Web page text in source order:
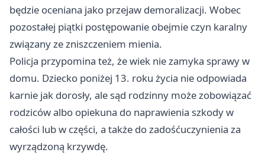
będzie oceniana jako przejaw demoralizacji. Wobec
pozostałej piątki postępowanie obejmie czyn karalny
związany ze zniszczeniem mienia.
Policja przypomina też, że wiek nie zamyka sprawy w
domu. Dziecko poniżej 13. roku życia nie odpowiada
karnie jak dorosły, ale sąd rodzinny może zobowiązać
rodziców albo opiekuna do naprawienia szkody w
całości lub w części, a także do zadośćuczynienia za
wyrządzoną krzywdę.